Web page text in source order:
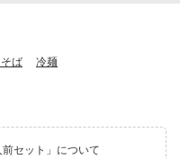
ば 冷麺
セット」について